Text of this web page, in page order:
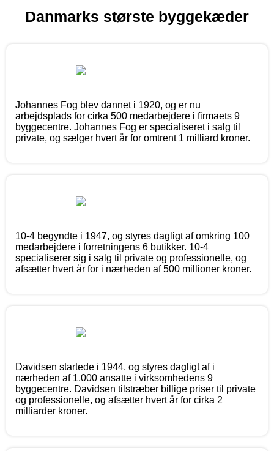
Danmarks største byggekæder
Johannes Fog blev dannet i 1920, og er nu
arbejdsplads for cirka 500 medarbejdere i firmaets 9
byggecentre. Johannes Fog er specialiseret i salg til
private, og sælger hvert år for omtrent 1 milliard kroner.
10-4 begyndte i 1947, og styres dagligt af omkring 100
medarbejdere i forretningens 6 butikker. 10-4
specialiserer sig i salg til private og professionelle, og
afsætter hvert år for i nærheden af 500 millioner kroner.
Davidsen startede i 1944, og styres dagligt af i
nærheden af 1.000 ansatte i virksomhedens 9
byggecentre. Davidsen tilstræber billige priser til private
og professionelle, og afsætter hvert år for cirka 2
milliarder kroner.